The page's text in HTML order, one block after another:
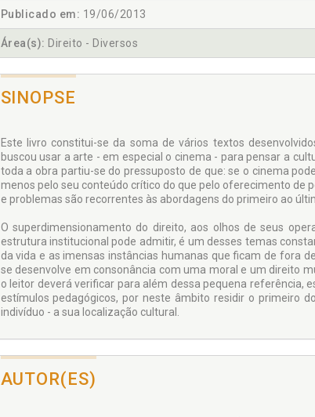
Publicado em: 19/06/2013
Área(s): Direito - Diversos
SINOPSE
Este livro constitui-se da soma de vários textos
buscou usar a arte - em especial o cinema - para pensar a
toda a obra partiu-se do pressuposto de que: se o cinema
menos pelo seu conteúdo crítico do que pelo oferecimento de
e problemas são recorrentes às abordagens do primeiro ao
O superdimensionamento do direito, aos olhos de seus
estrutura institucional pode admitir, é um desses temas
da vida e as imensas instâncias humanas que ficam de fora
se desenvolve em consonância com uma moral e um direito
o leitor deverá verificar para além dessa pequena
estímulos pedagógicos, por neste âmbito residir o primeiro
indivíduo - a sua localização cultural.
AUTOR(ES)